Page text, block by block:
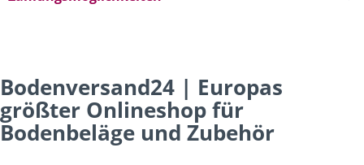
Bodenversand24 | Europas
größter Onlineshop für
Bodenbeläge und Zubehör